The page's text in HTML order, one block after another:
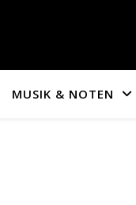
MUSIK & NOTEN